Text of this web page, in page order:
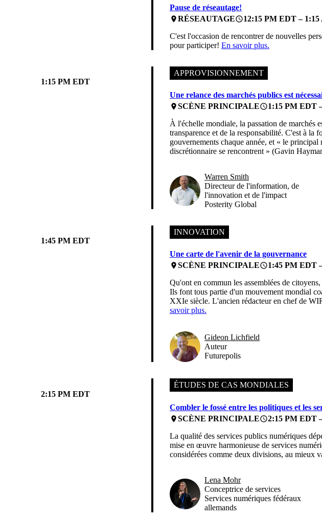
Pause de réseautage!
placeRÉSEAUTAGEaccess_time12:15 PM EDT –
C'est l'occasion de rencontrer de nouvelles
pour participer! En savoir plus.
1:15 PM EDT
APPROVISIONNEMENT
Une relance des marchés publics est
placeSCÈNE PRINCIPALEaccess_time1:15 PM EDT
À l'échelle mondiale, la passation de marchés
transparence et de la responsabilité. C'est à la
gouvernements chaque année, et « le
discrétionnaire se rencontrent » (Gavin
Warren Smith
Directeur de l'information, de
l'innovation et de l'impact
Posterity Global
1:45 PM EDT
INNOVATION
Une carte de l'avenir de la gouvernance
placeSCÈNE PRINCIPALEaccess_time1:45 PM EDT
Qu'ont en commun les assemblées de
Ils font tous partie d'un mouvement mondial
XXIe siècle. L'ancien rédacteur en chef de
savoir plus.
Gideon Lichfield
Auteur
Futurepolis
2:15 PM EDT
ÉTUDES DE CAS MONDIALES
Combler le fossé entre les politiques et les
placeSCÈNE PRINCIPALEaccess_time2:15 PM EDT
La qualité des services publics numériques
mise en œuvre harmonieuse de services
considérées comme deux divisions, au mieux
Lena Mohr
Conceptrice de services
Services numériques fédéraux
allemands